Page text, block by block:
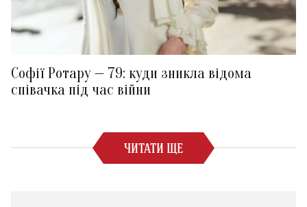
Софії Ротару — 79: куди зникла відома
співачка під час війни
ЧИТАТИ ЩЕ